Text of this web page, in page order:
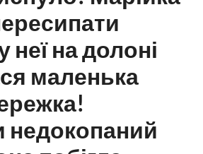
неї на долоні
маленька